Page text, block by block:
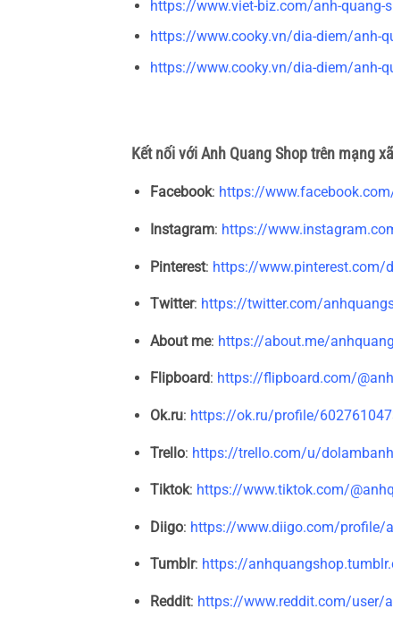
https://www.viet-biz.com/anh-quang-
https://www.cooky.vn/dia-diem/anh-
https://www.cooky.vn/dia-diem/anh-
Kết nối với Anh Quang Shop trên mạng
Facebook: https://
Instagram: https://
Pinterest: https://www.pinterest.com/
Twitter: https://twitter.com/
About me: https://about.me/
Flipboard: https://flipboard.com/
Ok.ru: https://ok.ru/profile/
Trello: https://trello.com/u/
Tiktok: https://www.tiktok.com/
Diigo: https://www.diigo.com/profile/
Tumblr: https://
Reddit: https://www.reddit.com/user/